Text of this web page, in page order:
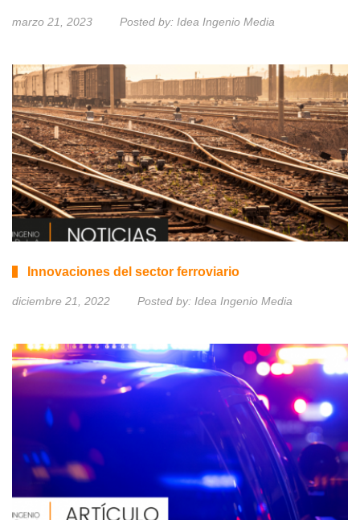
marzo 21, 2023 Posted by: Idea Ingenio Media
Innovaciones del sector ferroviario
diciembre 21, 2022 Posted by: Idea Ingenio Media